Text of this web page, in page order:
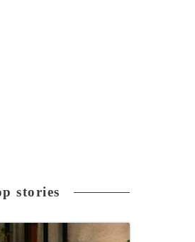
stories